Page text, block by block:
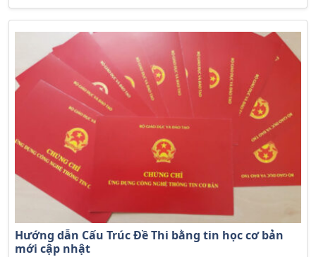
Hướng dẫn Cấu Trúc Đề Thi bằng tin học cơ bản
mới cập nhật